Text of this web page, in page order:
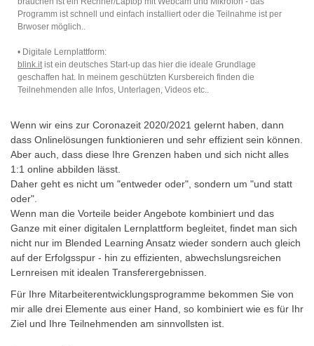
Programm ist schnell und einfach installiert oder die Teilnahme ist per
Brwoser möglich..
• Digitale Lernplattform:
blink.it ist ein deutsches Start-up das hier die ideale Grundlage
geschaffen hat. In meinem geschützten Kursbereich finden die
Teilnehmenden alle Infos, Unterlagen, Videos etc..
Wenn wir eins zur Coronazeit 2020/2021 gelernt haben, dann
dass Onlinelösungen funktionieren und sehr effizient sein können.
Aber auch, dass diese Ihre Grenzen haben und sich nicht alles
1:1 online abbilden lässt.
Daher geht es nicht um "entweder oder", sondern um "und statt
oder".
Wenn man die Vorteile beider Angebote kombiniert und das
Ganze mit einer digitalen Lernplattform begleitet, findet man sich
nicht nur im Blended Learning Ansatz wieder sondern auch gleich
auf der Erfolgsspur - hin zu effizienten, abwechslungsreichen
Lernreisen mit idealen Transferergebnissen.
Für Ihre Mitarbeiterentwicklungsprogramme bekommen Sie von
mir alle drei Elemente aus einer Hand, so kombiniert wie es für Ihr
Ziel und Ihre Teilnehmenden am sinnvollsten ist.